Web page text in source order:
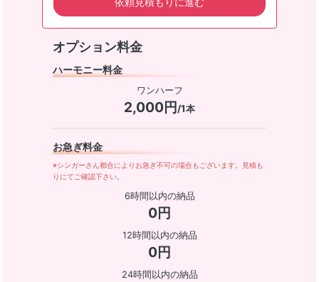
オプション料金
ハーモニー料金
ワンハーフ
2,000円/1本
お急ぎ料金
※シンガーさん都合によりお急ぎ不可の場合もございます。見積も
りにてご確認下さい。
6時間以内の納品
0円
12時間以内の納品
0円
24時間以内の納品